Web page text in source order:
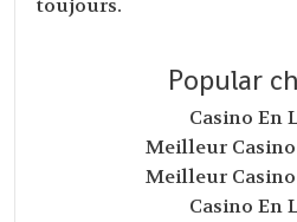
toujours.
Popular
Casino En
Meilleur
Meilleur
Casino En